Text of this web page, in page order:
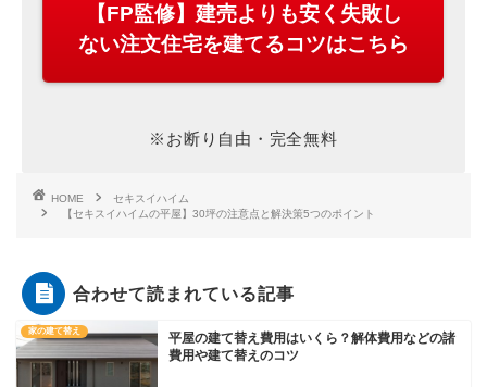
【FP監修】建売よりも安く失敗し
ない注文住宅を建てるコツはこちら
※お断り自由・完全無料
HOME
セキスイハイム
【セキスイハイムの平屋】30坪の注意点と解決策5つのポイント
合わせて読まれている記事
家の建て替え
平屋の建て替え費用はいくら？解体費用などの諸
費用や建て替えのコツ